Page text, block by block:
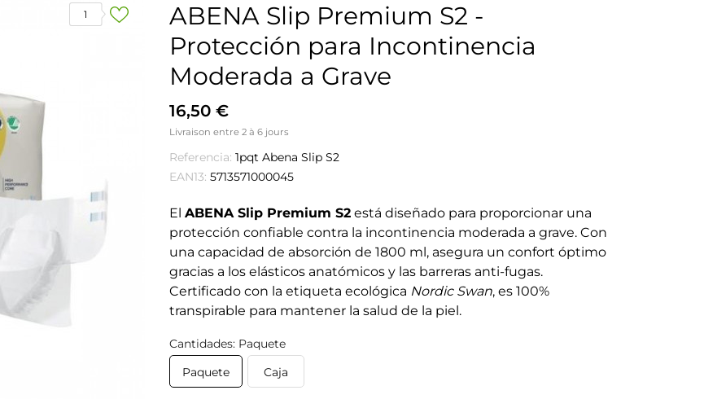
1
ABENA Slip Premium S2 -
Protección para Incontinencia
Moderada a Grave
16,50 €
Livraison entre 2 à 6 jours
Referencia: 1pqt Abena Slip S2
EAN13: 5713571000045
El ABENA Slip Premium S2 está diseñado para proporcionar una
protección confiable contra la incontinencia moderada a grave. Con
una capacidad de absorción de 1800 ml, asegura un confort óptimo
gracias a los elásticos anatómicos y las barreras anti-fugas.
Certificado con la etiqueta ecológica Nordic Swan, es 100%
transpirable para mantener la salud de la piel.
Cantidades: Paquete
Paquete
Caja